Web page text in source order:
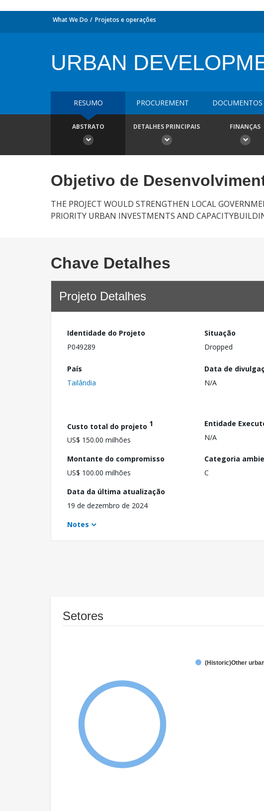
What We Do Projetos e operações
URBAN
RESUMO PROCUREMENT DOCUMENTOS
ABSTRATO DETALHES PRINCIPAIS FINANÇAS
Objetivo de
THE PROJECT WOULD STRENGTHEN LOCAL
PRIORITY URBAN INVESTMENTS AND
Chave Detalhes
Projeto Detalhes
Identidade do Projeto
P049289
Situação
Dropped
País
Tailândia
Data de
N/A
Custo total do projeto 1
US$ 150.00 milhões
Entidade
N/A
Montante do compromisso
US$ 100.00 milhões
Categoria
C
Data da última atualização
19 de dezembro de 2024
Notes
Setores
(Historic)Other